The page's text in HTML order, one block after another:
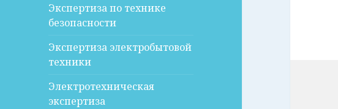
Экспертиза по технике
безопасности
Экспертиза электробытовой
техники
Электротехническая
экспертиза